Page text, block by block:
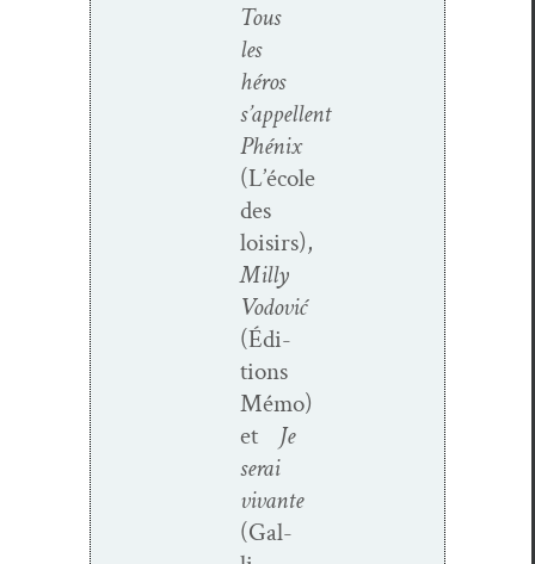
Tous
les
héros
s’appellent
Phénix
(L’école
des
loisirs),
Mil­ly
Vodović
(Édi­
tions
Mémo)
et Je
serai
vivante
(Gal­